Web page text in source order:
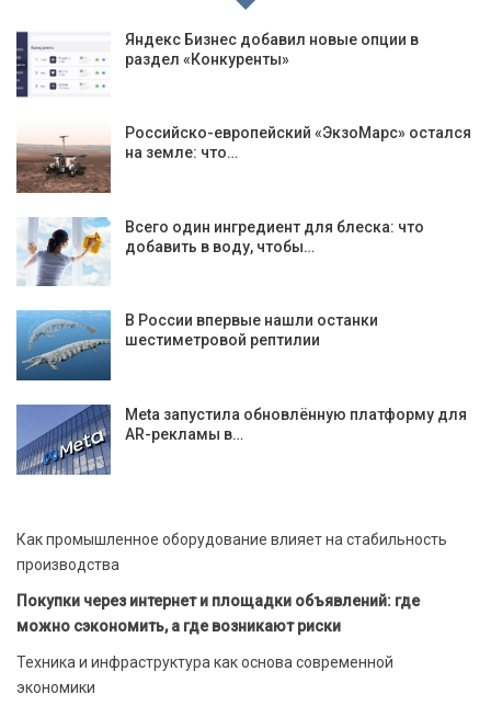
Яндекс Бизнес добавил новые опции в
раздел «Конкуренты»
Российско-европейский «ЭкзоМарс» остался
на земле: что…
Всего один ингредиент для блеска: что
добавить в воду, чтобы…
В России впервые нашли останки
шестиметровой рептилии
Meta запустила обновлённую платформу для
AR-рекламы в…
Как промышленное оборудование влияет на стабильность
производства
Покупки через интернет и площадки объявлений: где
можно сэкономить, а где возникают риски
Техника и инфраструктура как основа современной
экономики